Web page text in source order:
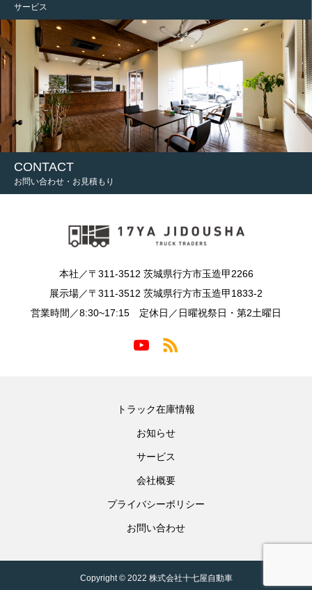
サービス
CONTACT
お問い合わせ・お見積もり
本社／〒311-3512 茨城県行方市玉造甲2266
展示場／〒311-3512 茨城県行方市玉造甲1833-2
営業時間／8:30~17:15 定休日／日曜祝祭日・第2土曜日
トラック在庫情報
お知らせ
サービス
会社概要
プライバシーポリシー
お問い合わせ
Copyright © 2022 株式会社十七屋自動車